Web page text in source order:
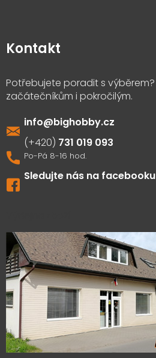
Kontakt
info@bighobby.cz
731 019 093
Sledujte nás na facebooku